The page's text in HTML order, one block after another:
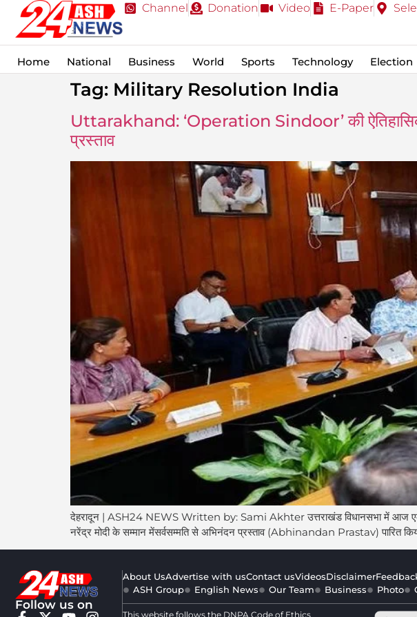
Channel Donation Video E-Paper
Home National Business World Sports Technology Election
Tag: Military Resolution India
Uttarakhand: ‘Operation Sindoor’ की
प्रस्ताव
देहरादून | ASH24 NEWS Written by: Sami Akhter उत्तराखंड विधानसभा में आज एक
नरेंद्र मोदी के सम्मान मेंसर्वसम्मति से अभिनंदन प्रस्ताव (Abhinandan Prastav) पारित
Follow us on
About UsAdvertise with usContact usVideosDisclaimer
ASH Group
English News Our Team Business Photo
This website follows the DNPA Code of Ethics